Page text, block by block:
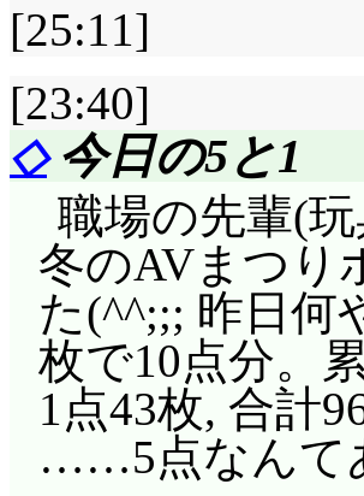
[25:11]
[23:40]
◇今日の5と1
職場の先輩(
冬のAVまつり
た(^^;;; 昨日何
枚で10点分。
1点43枚, 合計
……5点なんて